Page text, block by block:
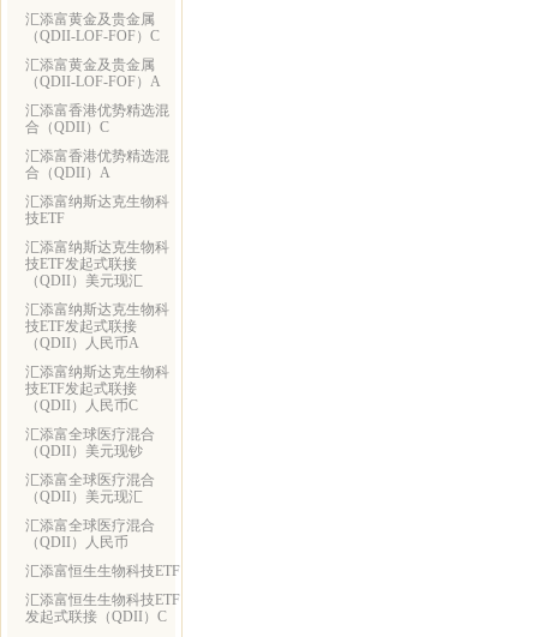
汇添富黄金及贵金属
（QDII-LOF-FOF）C
汇添富黄金及贵金属
（QDII-LOF-FOF）A
汇添富香港优势精选混
合（QDII）C
汇添富香港优势精选混
合（QDII）A
汇添富纳斯达克生物科
技ETF
汇添富纳斯达克生物科
技ETF发起式联接
（QDII）美元现汇
汇添富纳斯达克生物科
技ETF发起式联接
（QDII）人民币A
汇添富纳斯达克生物科
技ETF发起式联接
（QDII）人民币C
汇添富全球医疗混合
（QDII）美元现钞
汇添富全球医疗混合
（QDII）美元现汇
汇添富全球医疗混合
（QDII）人民币
汇添富恒生生物科技ETF
汇添富恒生生物科技ETF
发起式联接（QDII）C